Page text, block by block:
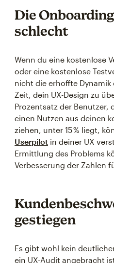
Die
schlecht
Wenn du eine kostenlose
oder eine kostenlose
nicht die erhoffte Dynamik
Zeit, dein UX-Design zu
Prozentsatz der Benutzer,
einen Nutzen aus deinen
ziehen, unter 15 % liegt,
Userpilot in deiner UX
Ermittlung des Problems
Verbesserung der Zahlen
gestiegen
Es gibt wohl kein
ein UX-Audit angebracht